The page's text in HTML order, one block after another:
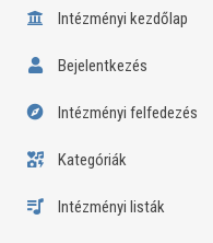
Intézményi kezdőlap
Bejelentkezés
Intézményi felfedezés
Kategóriák
Intézményi listák